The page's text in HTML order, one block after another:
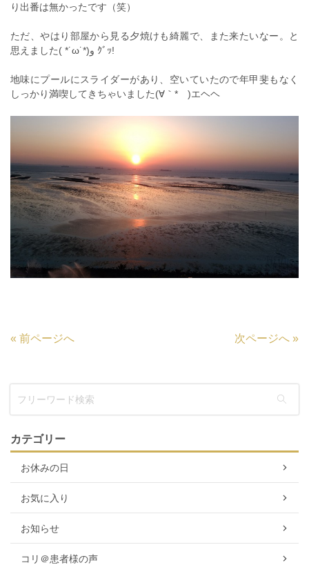
り出番は無かったです（笑）
ただ、やはり部屋から見る夕焼けも綺麗で、また来たいなー。と
思えました( *˙ω˙*)و ｸﾞｯ!
地味にプールにスライダーがあり、空いていたので年甲斐もなく
しっかり満喫してきちゃいました(∀｀*ゞ)エヘヘ
« 前ページへ 次ページへ »
カテゴリー
お休みの日
お気に入り
お知らせ
コリ＠患者様の声